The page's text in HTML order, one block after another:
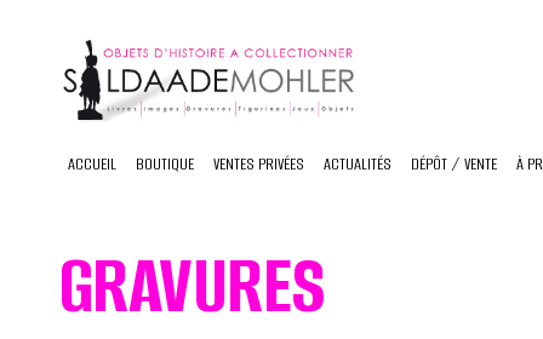
content
ACCUEIL BOUTIQUE VENTES PRIVÉES ACTUALITÉS DÉPÔT / VENTE À
GRAVURES